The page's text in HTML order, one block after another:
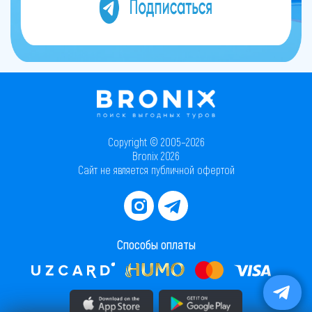
Copyright © 2005–2026
Bronix 2026
Сайт не является публичной офертой
Способы оплаты
Скачать приложение в AppStore Скачать приложение в PlayMarket